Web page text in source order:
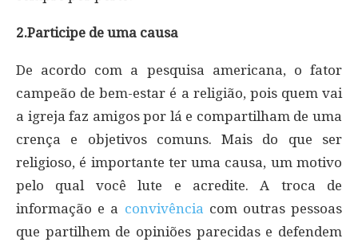
2.Participe de uma causa
De acordo com a pesquisa americana, o fator
campeão de bem-estar é a religião, pois quem vai
a igreja faz amigos por lá e compartilham de uma
crença e objetivos comuns. Mais do que ser
religioso, é importante ter uma causa, um motivo
pelo qual você lute e acredite. A troca de
informação e a convivência com outras pessoas
que partilhem de opiniões parecidas e defendem